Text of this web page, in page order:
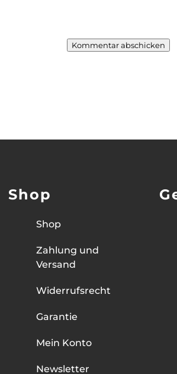
Kommentar abschicken
Shop
Shop
Zahlung und
Versand
Widerrufsrecht
Garantie
Mein Konto
Newsletter